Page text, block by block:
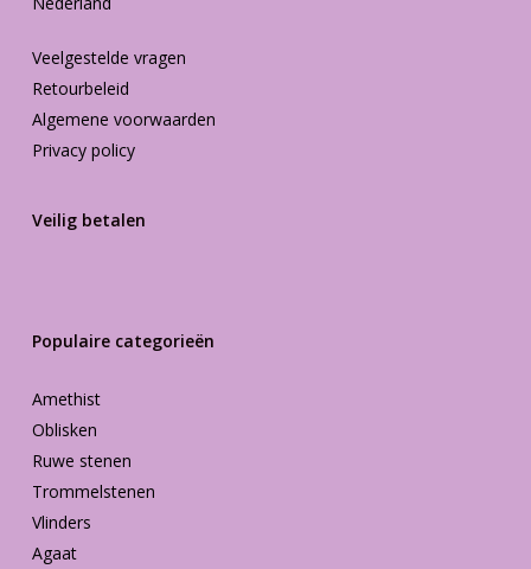
Veelgestelde vragen
Retourbeleid
Algemene voorwaarden
Privacy policy
Veilig betalen
Populaire categorieën
Amethist
Oblisken
Ruwe stenen
Trommelstenen
Vlinders
Agaat